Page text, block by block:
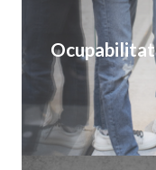
Ocupabilitat